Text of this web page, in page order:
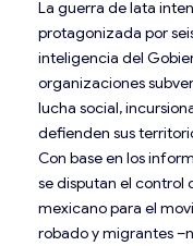
La guerra de lata
protagonizada por
inteligencia del
organizaciones
lucha social,
defienden sus
Con base en los
se disputan el control
mexicano para el
robado y migrantes